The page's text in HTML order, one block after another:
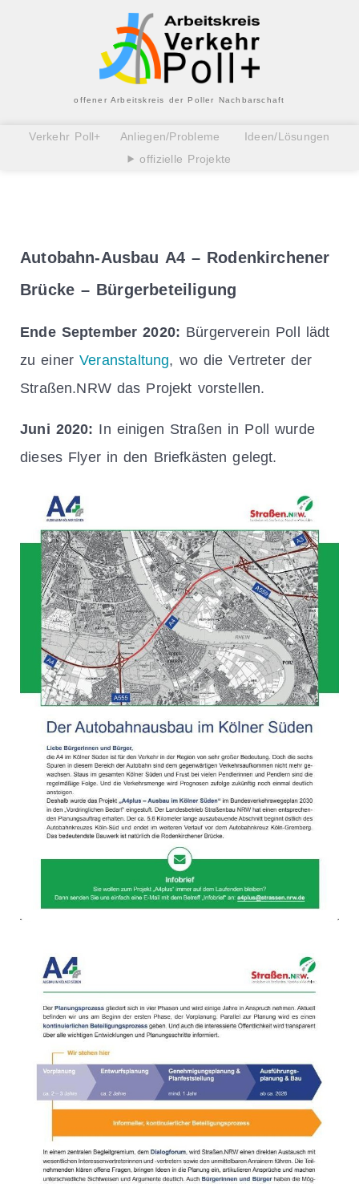
offener Arbeitskreis der Poller Nachbarschaft
Verkehr Poll+ Anliegen/Probleme
Ideen/Lösungen
offizielle Projekte
Autobahn-Ausbau A4 – Rodenkirchener
Brücke – Bürgerbeteiligung
Ende September 2020: Bürgerverein Poll lädt
zu einerVeranstaltung, wo die Vertreter der
Straßen.NRW das Projekt vorstellen.
Juni 2020: In einigen Straßen in Poll wurde
dieses Flyer in den Briefkästen gelegt.